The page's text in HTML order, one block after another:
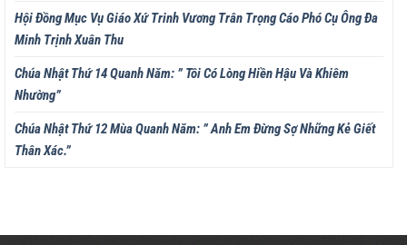
Hội Đồng Mục Vụ Giáo Xứ Trinh Vương Trân Trọng Cáo Phó Cụ Ông Đa
Minh Trịnh Xuân Thu
Chúa Nhật Thứ 14 Quanh Năm: ” Tôi Có Lòng Hiền Hậu Và Khiêm
Nhường”
Chúa Nhật Thứ 12 Mùa Quanh Năm: ” Anh Em Đừng Sợ Những Kẻ Giết
Thân Xác.”